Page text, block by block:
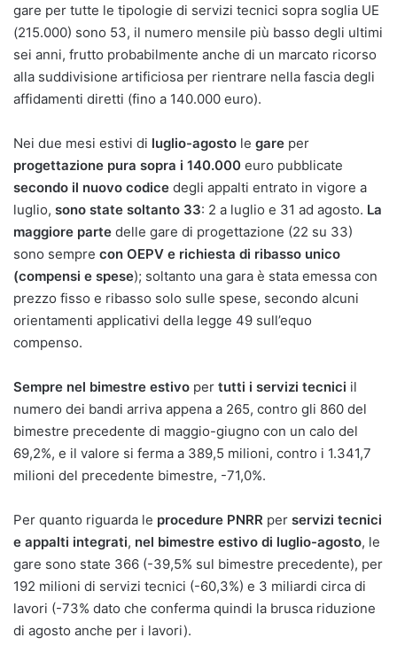
gare per tutte le tipologie di servizi tecnici sopra soglia UE
(215.000) sono 53, il numero mensile più basso degli ultimi
sei anni, frutto probabilmente anche di un marcato ricorso
alla suddivisione artificiosa per rientrare nella fascia degli
affidamenti diretti (fino a 140.000 euro).
Nei due mesi estivi di luglio-agosto le gare per
progettazione pura sopra i 140.000 euro pubblicate
secondo il nuovo codice degli appalti entrato in vigore a
luglio, sono state soltanto 33: 2 a luglio e 31 ad agosto. La
maggiore parte delle gare di progettazione (22 su 33)
sono sempre con OEPV e richiesta di ribasso unico
(compensi e spese); soltanto una gara è stata emessa con
prezzo fisso e ribasso solo sulle spese, secondo alcuni
orientamenti applicativi della legge 49 sull’equo
compenso.
Sempre nel bimestre estivo per tutti i servizi tecnici il
numero dei bandi arriva appena a 265, contro gli 860 del
bimestre precedente di maggio-giugno con un calo del
69,2%, e il valore si ferma a 389,5 milioni, contro i 1.341,7
milioni del precedente bimestre, -71,0%.
Per quanto riguarda le procedure PNRR per servizi tecnici
e appalti integrati, nel bimestre estivo di luglio-agosto, le
gare sono state 366 (-39,5% sul bimestre precedente), per
192 milioni di servizi tecnici (-60,3%) e 3 miliardi circa di
lavori (-73% dato che conferma quindi la brusca riduzione
di agosto anche per i lavori).